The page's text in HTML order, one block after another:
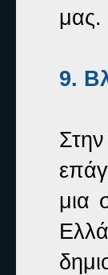
μας.
9.
μια